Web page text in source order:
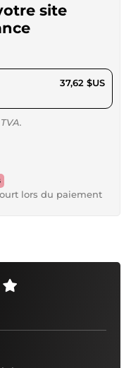
site
37,62 $US
lors du paiement